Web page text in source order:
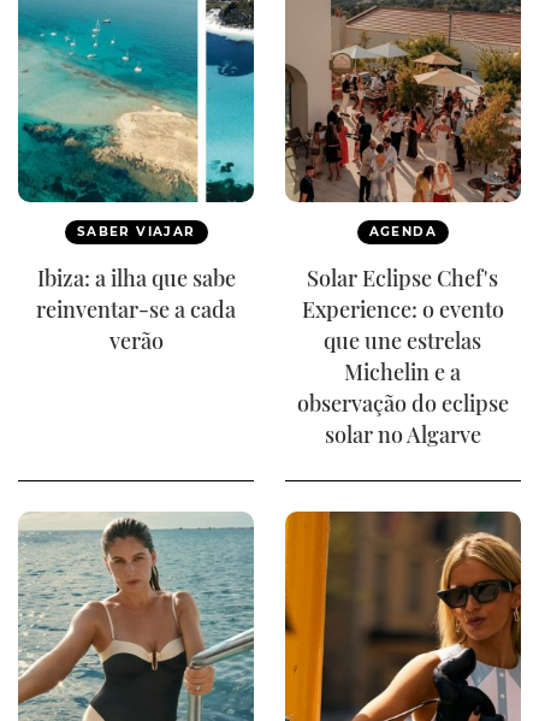
SABER VIAJAR
Ibiza: a ilha que sabe
reinventar-se a cada
verão
AGENDA
Solar Eclipse Chef's
Experience: o evento
que une estrelas
Michelin e a
observação do eclipse
solar no Algarve